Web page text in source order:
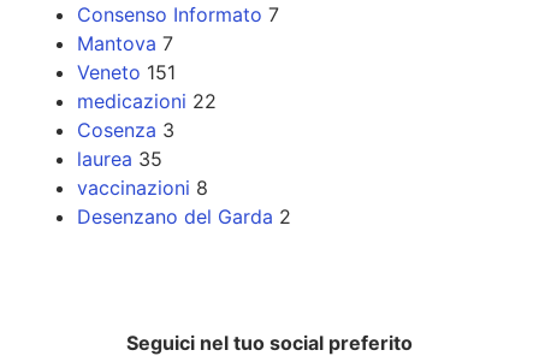
Consenso Informato 7
Mantova 7
Veneto 151
medicazioni 22
Cosenza 3
laurea 35
vaccinazioni 8
Desenzano del Garda 2
Seguici nel tuo social preferito